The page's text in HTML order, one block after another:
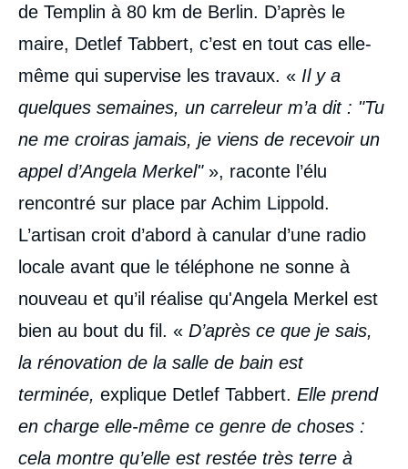
de Templin à 80 km de Berlin. D’après le
maire, Detlef Tabbert, c’est en tout cas elle-
même qui supervise les travaux. « Il y a
quelques semaines, un carreleur m’a dit : "Tu
ne me croiras jamais, je viens de recevoir un
appel d’Angela Merkel"», raconte l’élu
rencontré sur place par Achim Lippold.
L’artisan croit d’abord à canular d’une radio
locale avant que le téléphone ne sonne à
nouveau et qu’il réalise qu'Angela Merkel est
bien au bout du fil. « D’après ce que je sais,
la rénovation de la salle de bain est
terminée, explique Detlef Tabbert. Elle prend
en charge elle-même ce genre de choses :
cela montre qu’elle est restée très terre à